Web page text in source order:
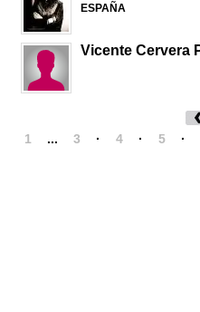
ESPAÑA
Vicente Cervera
1 ... 3 · 4 · 5 ·